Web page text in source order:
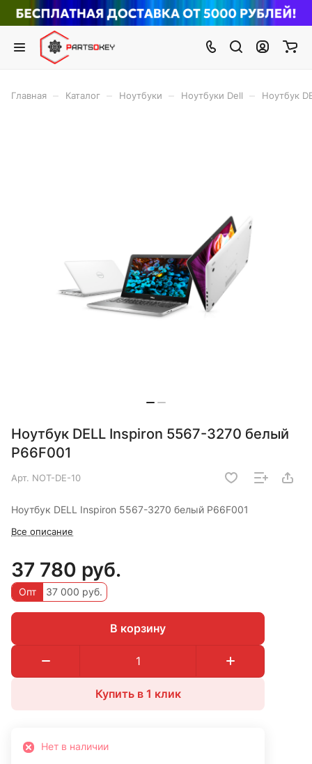
Главная Каталог Ноутбуки Ноутбуки Dell Ноутбук
Ноутбук DELL Inspiron 5567-3270 белый
P66F001
Арт. NOT-DE-10
Ноутбук DELL Inspiron 5567-3270 белый P66F001
Все описание
37 780 руб.
Опт 37 000 руб.
В корзину
Купить в 1 клик
Нет в наличии